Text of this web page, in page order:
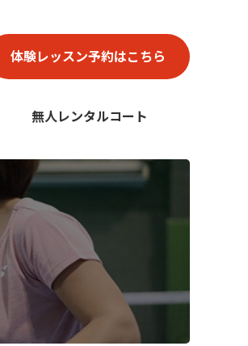
体験レッスン予約はこちら
無人レンタルコート